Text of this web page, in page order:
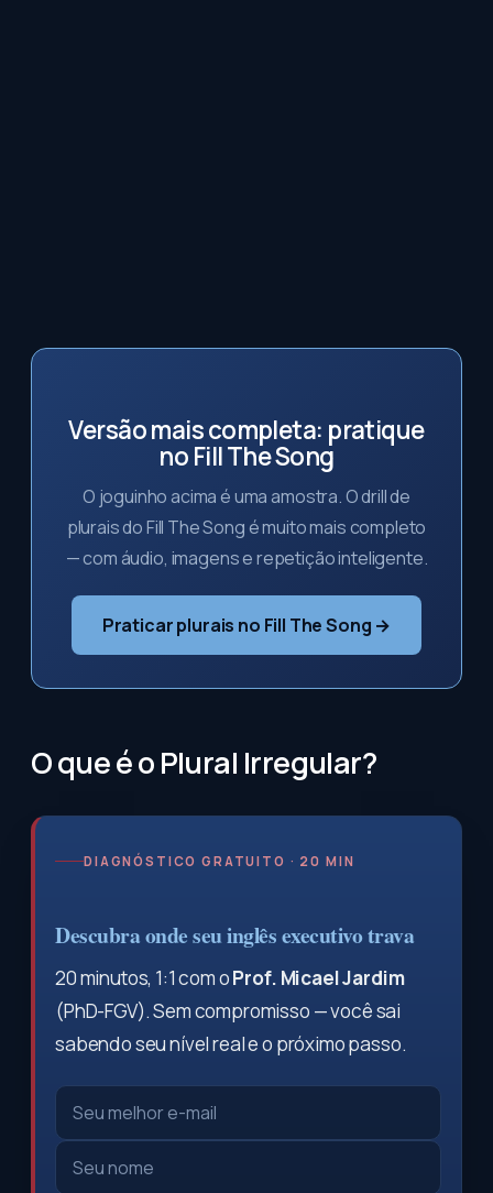
Versão mais completa: pratique
no Fill The Song
O joguinho acima é uma amostra. O drill de
plurais do Fill The Song é muito mais completo
— com áudio, imagens e repetição inteligente.
Praticar plurais no Fill The Song →
O que é o Plural Irregular?
DIAGNÓSTICO GRATUITO · 20 MIN
Descubra onde seu inglês executivo trava
20 minutos, 1:1 com oProf. Micael Jardim
(PhD-FGV). Sem compromisso — você sai
sabendo seu nível real e o próximo passo.